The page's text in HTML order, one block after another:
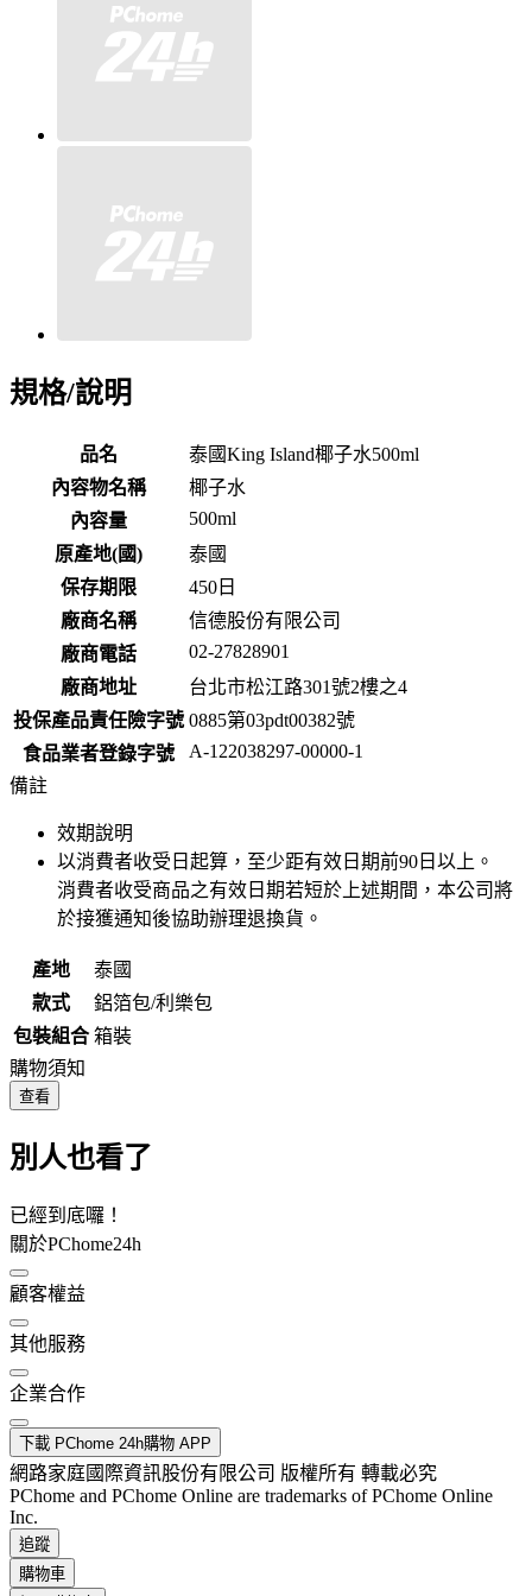
規格/說明
品名
泰國King Island椰子水500ml
內容物名稱
椰子水
內容量
500ml
原產地(國)
泰國
保存期限
450 日
廠商名稱
信德股份有限公司
廠商電話
02-27828901
廠商地址
台北市松江路301號2樓之4
投保產品責任險字號 0885第03pdt00382號
食品業者登錄字號
A-122038297-00000-1
備註
效期說明
以消費者收受日起算，至少距有效日期前90 日以上。
消費者收受商品之有效日期若短於上述期間，本公司將
於接獲通知後協助辦理退換貨。
產地
泰國
款式
鋁箔包/利樂包
包裝組合 箱裝
購物須知
查看
別人也看了
已經到底囉！
關於PChome24h
顧客權益
其他服務
企業合作
下載 PChome 24h購物 APP
網路家庭國際資訊股份有限公司 版權所有 轉載必究
PChome and PChome Online are trademarks of PChome Online
Inc.
追蹤
購物車